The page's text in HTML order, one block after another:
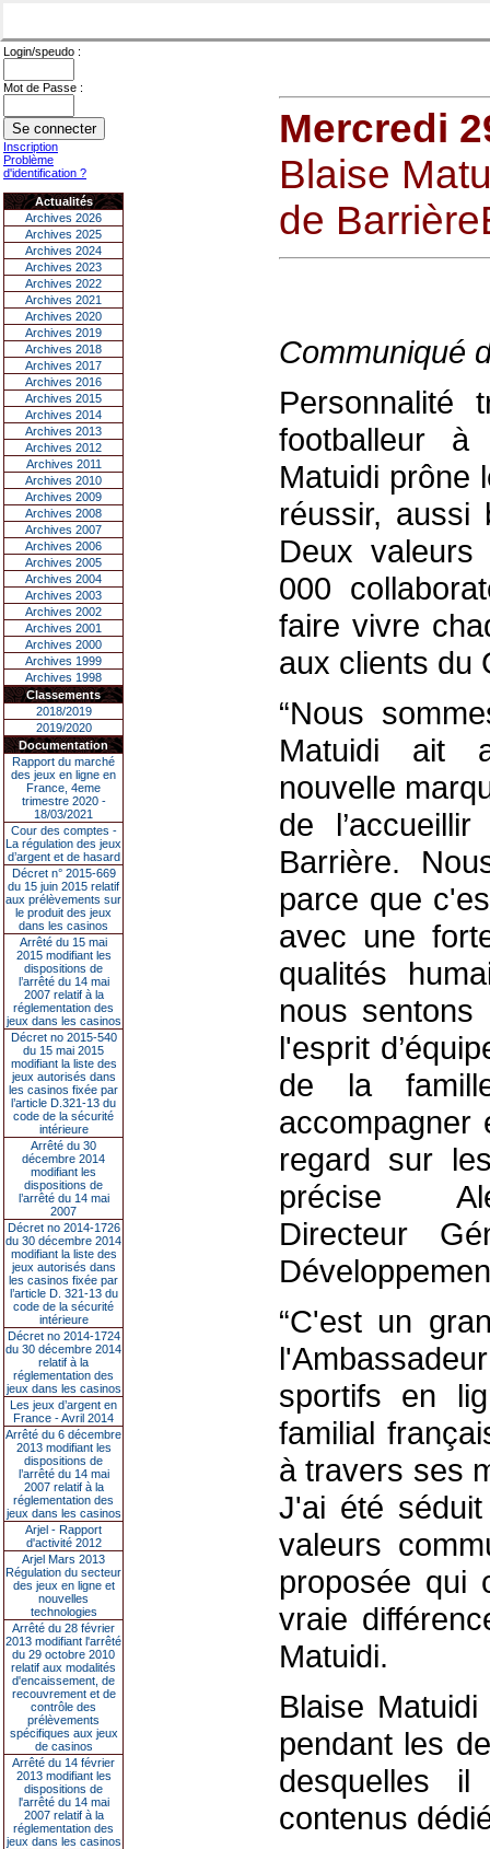
Login/speudo :
Mot de Passe :
Inscription
Problème
d'identification ?
Actualités
Archives 2026
Archives 2025
Archives 2024
Archives 2023
Archives 2022
Archives 2021
Archives 2020
Archives 2019
Archives 2018
Archives 2017
Archives 2016
Archives 2015
Archives 2014
Archives 2013
Archives 2012
Archives 2011
Archives 2010
Archives 2009
Archives 2008
Archives 2007
Archives 2006
Archives 2005
Archives 2004
Archives 2003
Archives 2002
Archives 2001
Archives 2000
Archives 1999
Archives 1998
Classements
2018/2019
2019/2020
Documentation
Rapport du marché
des jeux en ligne en
France, 4eme
trimestre 2020 -
18/03/2021
Cour des comptes -
La régulation des jeux
d’argent et de hasard
Décret n° 2015-669
du 15 juin 2015 relatif
aux prélèvements sur
le produit des jeux
dans les casinos
Arrêté du 15 mai
2015 modifiant les
dispositions de
l’arrêté du 14 mai
2007 relatif à la
réglementation des
jeux dans les casinos
Décret no 2015-540
du 15 mai 2015
modifiant la liste des
jeux autorisés dans
les casinos fixée par
l’article D.321-13 du
code de la sécurité
intérieure
Arrêté du 30
décembre 2014
modifiant les
dispositions de
l’arrêté du 14 mai
2007
Décret no 2014-1726
du 30 décembre 2014
modifiant la liste des
jeux autorisés dans
les casinos fixée par
l’article D. 321-13 du
code de la sécurité
intérieure
Décret no 2014-1724
du 30 décembre 2014
relatif à la
réglementation des
jeux dans les casinos
Les jeux d’argent en
France - Avril 2014
Arrêté du 6 décembre
2013 modifiant les
dispositions de
l’arrêté du 14 mai
2007 relatif à la
réglementation des
jeux dans les casinos
Arjel - Rapport
d'activité 2012
Arjel Mars 2013
Régulation du secteur
des jeux en ligne et
nouvelles
technologies
Arrêté du 28 février
2013 modifiant l'arrêté
du 29 octobre 2010
relatif aux modalités
d'encaissement, de
recouvrement et de
contrôle des
prélèvements
spécifiques aux jeux
de casinos
Arrêté du 14 février
2013 modifiant les
dispositions de
l'arrêté du 14 mai
2007 relatif à la
réglementation des
jeux dans les casinos
Mercredi
Blaise
de
Communiqué
Personnalité
footballeur
Matuidi prône
réussir, aussi
Deux
000
faire vivre
aux clients du
“Nous
Matuidi ait
nouvelle
de
Barrière.
parce que
avec une
qualités
nous
l'esprit
de la
accompagner
regard sur
précise
Directeur
“C'est un
sportifs en
familial
à travers ses
J'ai été
valeurs
proposée qui
vraie
Matuidi.
Blaise
pendant les
desquelles
contenus